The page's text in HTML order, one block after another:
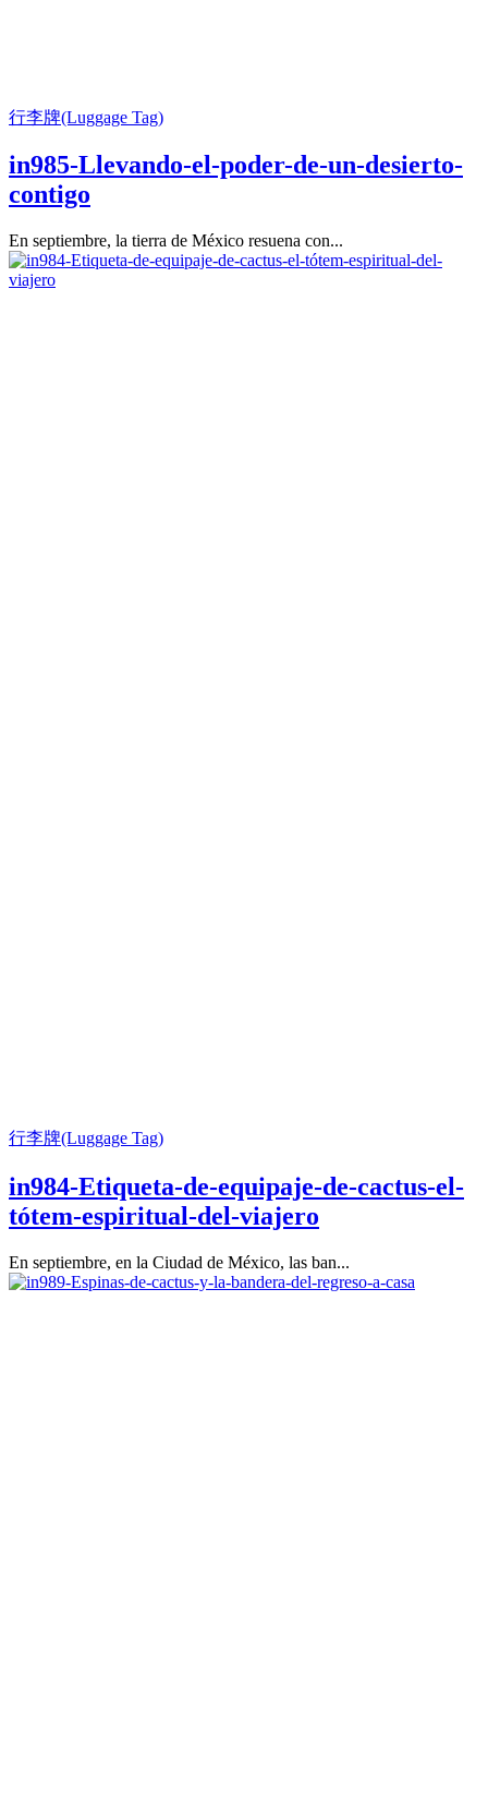
行李牌(Luggage Tag)
in985-Llevando-el-poder-de-un-desierto-
contigo
En septiembre, la tierra de México resuena con...
行李牌(Luggage Tag)
in984-Etiqueta-de-equipaje-de-cactus-el-
tótem-espiritual-del-viajero
En septiembre, en la Ciudad de México, las ban...